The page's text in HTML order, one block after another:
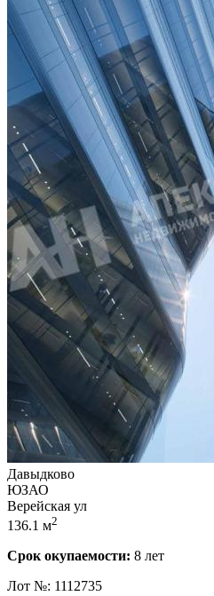
Давыдково
ЮЗАО
Верейская ул
136.1 м2
Срок окупаемости: 8 лет
Лот №: 1112735